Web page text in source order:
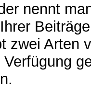
nennt
zwei Arten